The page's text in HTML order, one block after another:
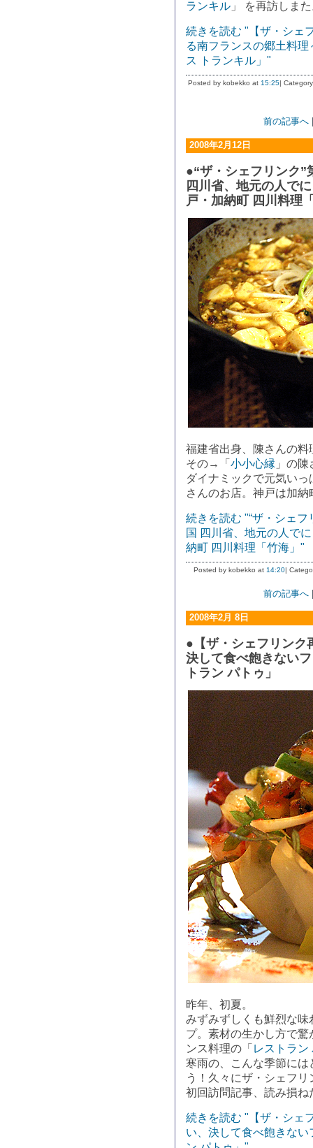
ランキル 」 を再訪しま
続きを読む "【ザ・シェ
る南フランスの郷土料
ス トランキル」"
Posted by kobekko at 15:25|
前の記事へ
2008年2月12日
●“ザ・シェフリンク”
四川省、地元の人で
戸・加納町 四川料理
福建省出身、陳さんの
その→「 小小心縁 」の
ダイナミックで元気い
さんのお店。神戸は加
続きを読む "“ザ・シェ
国 四川省、地元の人で
納町 四川料理「竹海」"
Posted by kobekko at 14:20|
前の記事へ
2008年2月 8日
●【ザ・シェフリンク
決して食べ飽きない
トラン パトゥ」
昨年、初夏。
みずみずしくも鮮烈な
プ。素材の生かし方で
ンス料理の「 レストラン
寒雨の、こんな季節に
う！久々にザ・シェフ
初回訪問記事、読み損
続きを読む "【ザ・シェ
い、決して食べ飽きな